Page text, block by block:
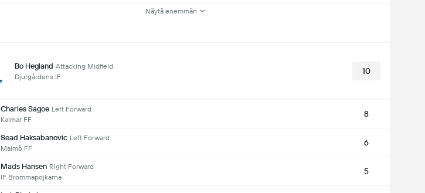
Näytä enemmän
Bo Hegland Attacking Midfield
Djurgårdens IF
10
Charles Sagoe Left Forward
Kalmar FF
8
Sead Haksabanovic Left Forward
Malmö FF
6
Mads Hansen Right Forward
IF Brommapojkarna
5